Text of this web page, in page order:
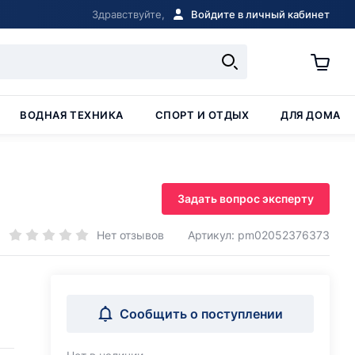
Здравствуйте, Войдите в личный кабинет
ВОДНАЯ ТЕХНИКА СПОРТ И ОТДЫХ ДЛЯ ДОМА
Задать вопрос эксперту
Нет отзывов Артикул: pm02052376373
Сообщить о поступлении